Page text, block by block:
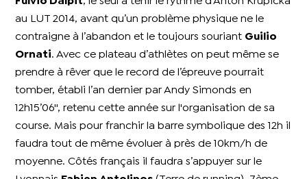
au LUT 2014, avant qu’un problème physique ne le
contraigne à l’abandon et le toujours souriant Guilio
Ornati
. Avec ce plateau d’athlètes on peut même se
prendre à rêver que le record de l’épreuve pourrait
tomber, établi l’an dernier par Andy Simonds en
12h15’06'', retenu cette année sur l'organisation de sa
course. Mais pour franchir la barre symbolique des 12h il
faudra tout de même évoluer à près de 10km/h de
moyenne. Côtés français il faudra s’appuyer sur le